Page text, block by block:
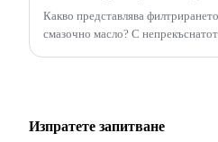
Какво представлява
смазочно масло? С
Изпратете запитване